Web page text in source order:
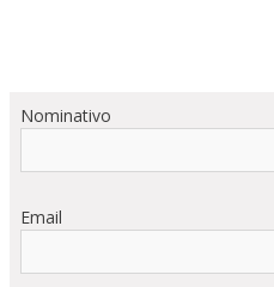
Nominativo
Email